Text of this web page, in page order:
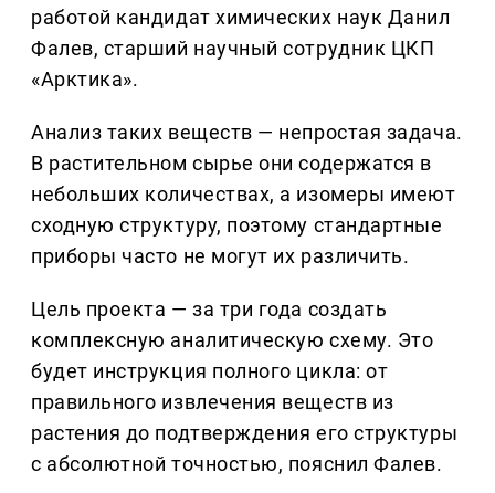
работой кандидат химических наук Данил
Фалев, старший научный сотрудник ЦКП
«Арктика».
Анализ таких веществ — непростая задача.
В растительном сырье они содержатся в
небольших количествах, а изомеры имеют
сходную структуру, поэтому стандартные
приборы часто не могут их различить.
Цель проекта — за три года создать
комплексную аналитическую схему. Это
будет инструкция полного цикла: от
правильного извлечения веществ из
растения до подтверждения его структуры
с абсолютной точностью, пояснил Фалев.